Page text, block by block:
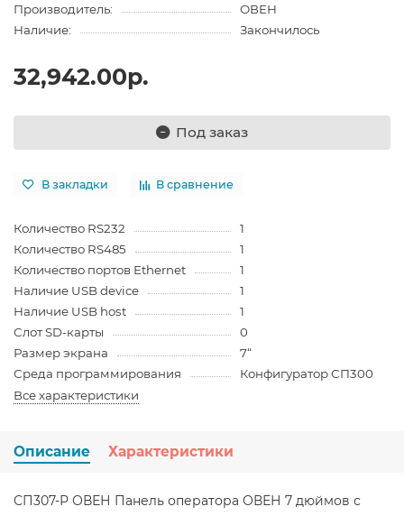
Производитель:
ОВЕН
Наличие:
Закончилось
32,942.00р.
Под заказ
В закладки В сравнение
Количество RS232
1
Количество RS485
1
Количество портов Ethernet
1
Наличие USB device
1
Наличие USB host
1
Слот SD-карты
0
Размер экрана
7“
Среда программирования
Конфигуратор СП300
Все характеристики
Описание Характеристики
СП307-Р ОВЕН Панель оператора ОВЕН 7 дюймов с